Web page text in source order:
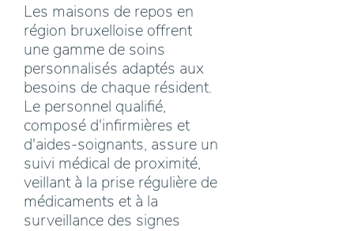
Les maisons de repos en
région bruxelloise offrent
une gamme de soins
personnalisés adaptés aux
besoins de chaque résident.
Le personnel qualifié,
composé d'infirmières et
d'aides-soignants, assure un
suivi médical de proximité,
veillant à la prise régulière de
médicaments et à la
surveillance des signes